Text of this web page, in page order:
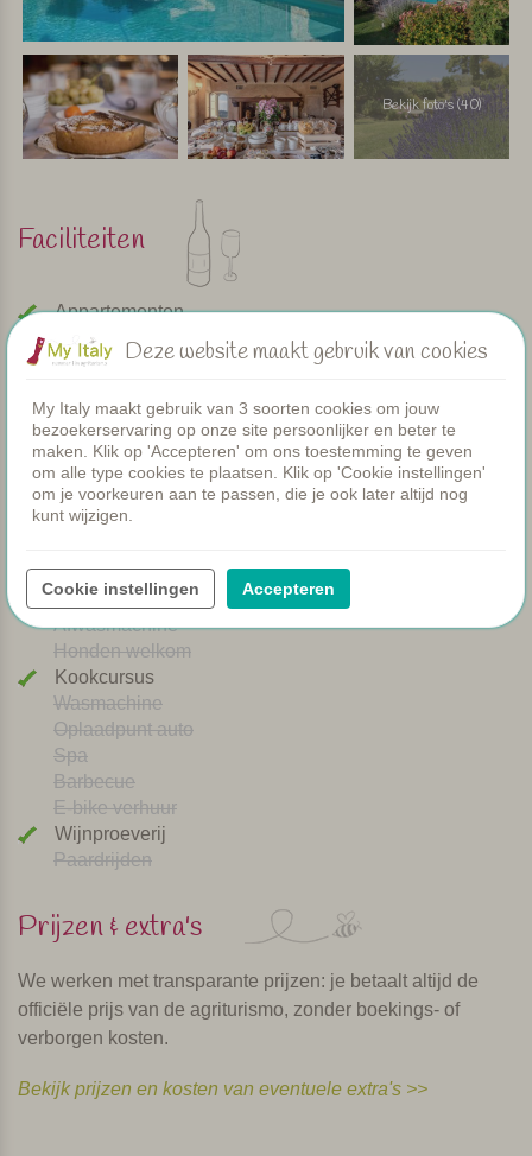
Bekijk foto's (40)
Faciliteiten
Appartementen
Zwembad
Restaurant
Peuterbadje
Gezamenlijke diners
WIFI
Verwarmd zwembad
Ontbijt
Speeltuintje
Brood service
Afwasmachine
Honden welkom
Kookcursus
Wasmachine
Oplaadpunt auto
Spa
Barbecue
E-bike verhuur
Wijnproeverij
Paardrijden
Prijzen & extra's
We werken met transparante prijzen: je betaalt altijd de
officiële prijs van de agriturismo, zonder boekings- of
verborgen kosten.
Bekijk prijzen en kosten van eventuele extra's >>
Deze website maakt gebruik van cookies
My Italy maakt gebruik van 3 soorten cookies om jouw
bezoekerservaring op onze site persoonlijker en beter te
maken. Klik op 'Accepteren' om ons toestemming te geven
om alle type cookies te plaatsen. Klik op 'Cookie instellingen'
om je voorkeuren aan te passen, die je ook later altijd nog
kunt wijzigen.
Cookie instellingen Accepteren